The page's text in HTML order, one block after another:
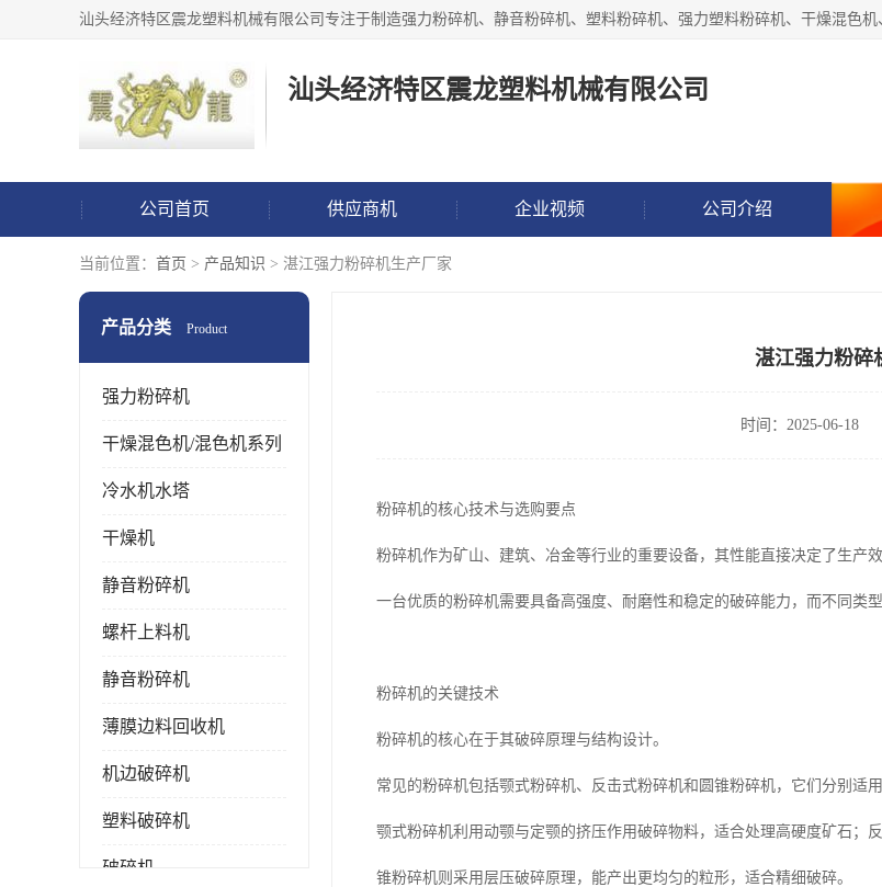
汕头经济特区震龙塑料机械有限公司
公司首页 供应商机 企业视频 公司介绍
当前位置： 首页 > 产品知识 > 湛江强力粉碎机生产厂家
产品分类 Product
强力粉碎机
干燥混色机/混色机系列
冷水机水塔
干燥机
静音粉碎机
螺杆上料机
静音粉碎机
薄膜边料回收机
机边破碎机
塑料破碎机
破碎机
湛江强力粉碎
时间：2025-06-18
粉碎机的核心技术与选购要点
粉碎机作为矿山、建筑、冶金等行业的重要设备，其性能直接决定了生产效
一台优质的粉碎机需要具备高强度、耐磨性和稳定的破碎能力，而不同类
粉碎机的关键技术
粉碎机的核心在于其破碎原理与结构设计。
常见的粉碎机包括颚式粉碎机、反击式粉碎机和圆锥粉碎机，它们分别适
颚式粉碎机利用动颚与定颚的挤压作用破碎物料，适合处理高硬度矿石；
锥粉碎机则采用层压破碎原理，能产出更均匀的粒形，适合精细破碎。